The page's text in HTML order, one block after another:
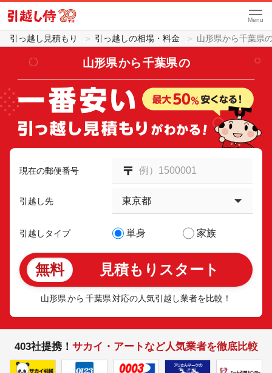
Menu
引っ越し見積もり 引っ越しの相場・料金 山形県から千葉県
山形県から千葉県の
現在の郵便番号
引越し先
引越しタイプ 単身 家族
無料 見積もりスタート
山形県から 千葉県対応の人気引越し業者を比較！
403社提携！ サカイ・アートなど人気業者を徹底比較